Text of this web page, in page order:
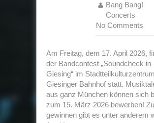
Bang Bang!
Concerts
No Comments
Am Freitag, dem 17. April 2026,
der Bandcontest „Soundcheck in
Giesing“ im Stadtteilkulturzentrum
Giesinger Bahnhof statt.
aus ganz München können sich
zum 15. März 2026 bewerben! Zu
gewinnen gibt es unter anderem